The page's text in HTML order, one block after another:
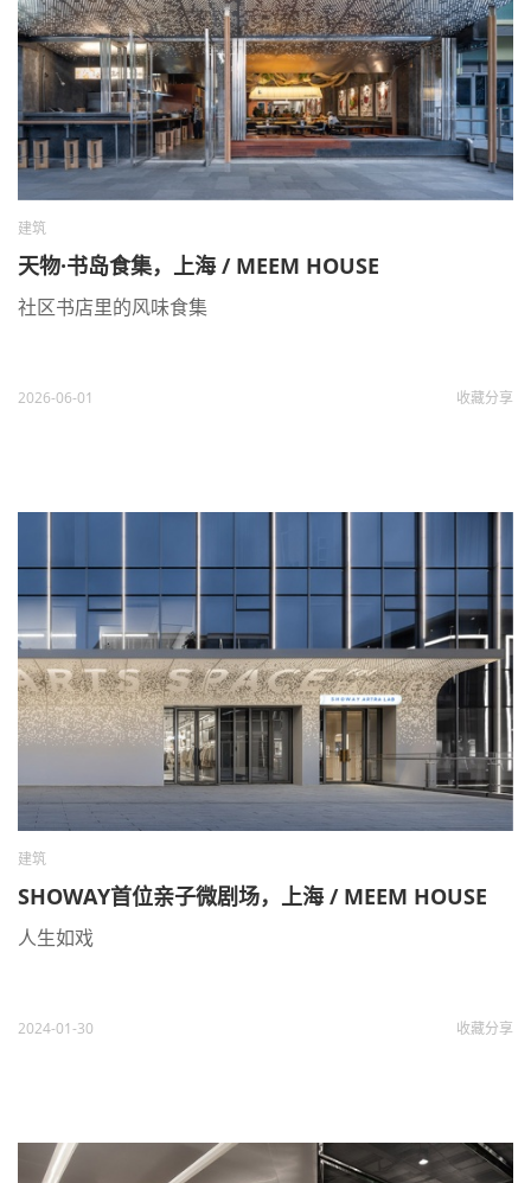
建筑
天物·书岛食集，上海 / MEEM HOUSE
社区书店里的风味食集
2026-06-01 收藏分享
建筑
SHOWAY首位亲子微剧场，上海 / MEEM HOUSE
人生如戏
2024-01-30 收藏分享